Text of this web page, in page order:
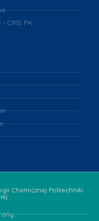
CRIS PK
Chemicznej Politechniki